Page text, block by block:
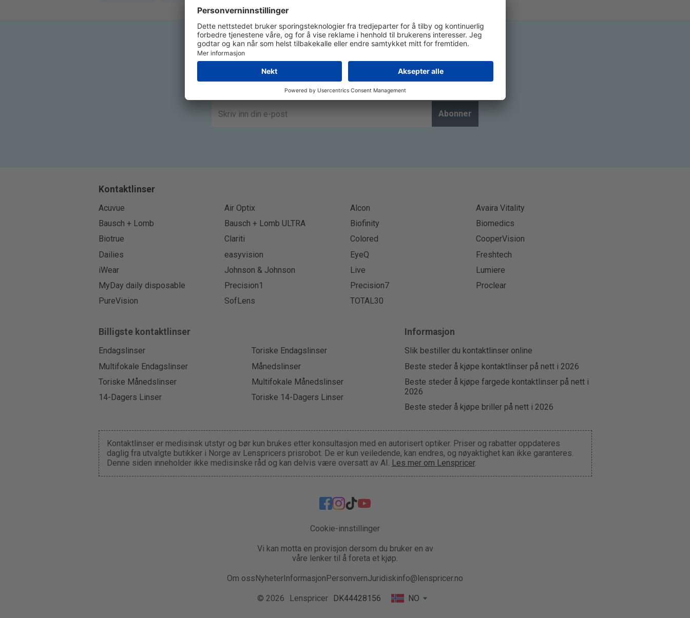
Abonner på Nyhetsbrev
Abonner
Kontaktlinser
Acuvue Air Optix Alcon
Avaira Vitality
Bausch + Lomb
Bausch + Lomb ULTRA Biofinity
Biomedics
Biotrue
Clariti Colored
CooperVision
Dailies
easyvision EyeQ
Freshtech
iWear
Johnson & Johnson Live
Lumiere
MyDay daily disposable
Precision1 Precision7
Proclear
PureVision
SofLens TOTAL30
Billigste kontaktlinser
Endagslinser
Toriske Endagslinser
Multifokale Endagslinser
Månedslinser
Toriske Månedslinser
Multifokale Månedslinser
14-Dagers Linser
Toriske 14-Dagers Linser
Informasjon
Slik bestiller du kontaktlinser online
Beste steder å kjøpe kontaktlinser på nett i 2026
Beste steder å kjøpe fargede kontaktlinser på nett i
2026
Beste steder å kjøpe briller på nett i 2026
Kontaktlinser er medisinsk utstyr og bør kun brukes etter konsultasjon med en autorisert optiker. Priser og rabatter oppdateres
daglig fra utvalgte butikker i Norge av Lenspricers prisrobot. De er kun veiledende, kan endres, og nøyaktighet kan ikke garanteres.
Denne siden inneholder ikke medisinske råd og kan delvis være oversatt av AI. Les mer om Lenspricer.
Cookie-innstillinger
Vi kan motta en provisjon dersom du bruker en av
våre lenker til å foreta et kjøp.
Om ossNyheterInformasjonPersonvernJuridiskinfo@lenspricer.no
© 2026 Lenspricer DK44428156 NO